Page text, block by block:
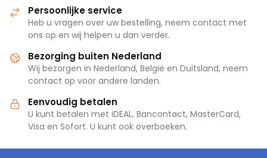
Persoonlijke service
Heb u vragen over uw bestelling, neem contact met
ons op en wij helpen u dan verder.
Bezorging buiten Nederland
Wij bezorgen in Nederland, België en Duitsland, neem
contact op voor andere landen.
Eenvoudig betalen
U kunt betalen met iDEAL, Bancontact, MasterCard,
Visa en Sofort. U kunt ook overboeken.